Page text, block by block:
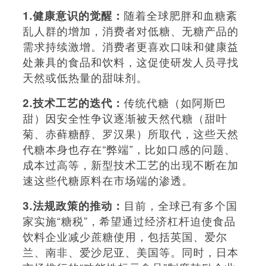
1.健康意识的觉醒： 随着全球肥胖和血糖紊
乱人群的增加，消费者对低糖、无糖产品的
需求持续激增。消费者更喜欢口味和健康益
处兼具的食品和饮料，这促使研发人员寻找
天然或低热量的甜味剂。
2.技术工艺的迭代： 传统代糖（如阿斯巴
甜）因安全性争议逐渐被天然代糖（甜叶
菊、赤藓糖醇、罗汉果）所取代，这些天然
代糖本身也存在“弊端”，比如口感的问题、
成本过高等，新型技术工艺的出现不断在加
速这些代糖原料在市场端的渗透。
3.法规政策的推动： 目前，全球已有多个国
家实施“糖税”，希望通过经济杠杆迫使食品
饮料企业减少蔗糖使用，包括英国、爱尔
兰、南非、爱沙尼亚、美国等。同时，日本